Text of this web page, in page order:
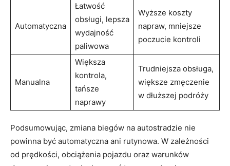
Automatyczna
Łatwość
obsługi, lepsza
wydajność
paliwowa
Wyższe koszty
napraw, mniejsze
poczucie kontroli
Manualna
Większa
kontrola,
tańsze
naprawy
Trudniejsza obsługa,
większe zmęczenie
w dłuższej podróży
Podsumowując, zmiana biegów na autostradzie nie
powinna być automatyczna ani rutynowa. W zależności
od prędkości, obciążenia pojazdu oraz warunków